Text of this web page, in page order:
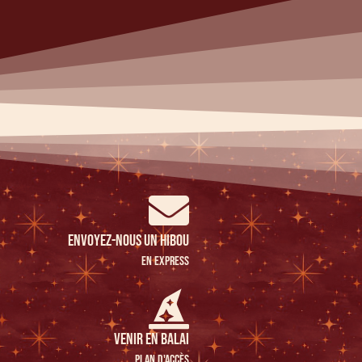
Envoyez-nous un hibou
en express
venir en balai